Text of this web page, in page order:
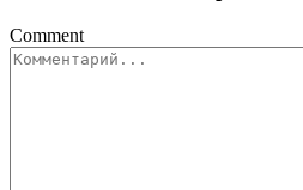
Comment